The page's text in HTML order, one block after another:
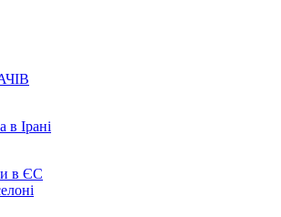
в Ірані
в ЄС